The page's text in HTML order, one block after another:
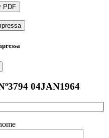
04JAN1964